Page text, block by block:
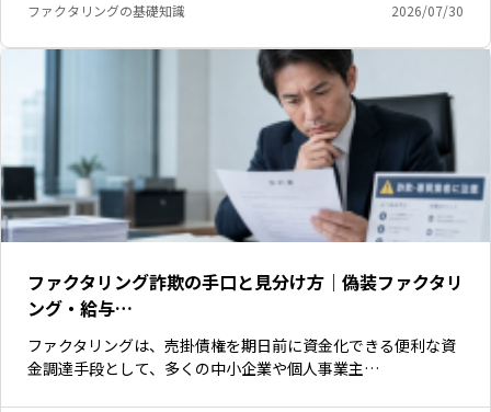
ファクタリングの基礎知識 2026/07/30
ファクタリング詐欺の手口と見分け方｜偽装ファクタリ
ング・給与…
ファクタリングは、売掛債権を期日前に資金化できる便利な資
金調達手段として、多くの中小企業や個人事業主…